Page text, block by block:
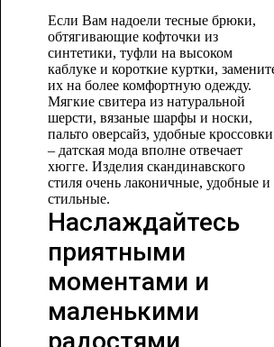
Если Вам надоели тесные брюки,
обтягивающие кофточки из
синтетики, туфли на высоком
каблуке и короткие куртки,
их на более комфортную одежду.
Мягкие свитера из натуральной
шерсти, вязаные шарфы и носки,
пальто оверсайз, удобные кроссовки
– датская мода вполне отвечает
хюгге. Изделия скандинавского
стиля очень лаконичные, удобные и
стильные.
Наслаждайтесь
приятными
моментами и
маленькими